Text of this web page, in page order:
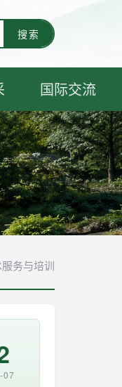
国际交流
务与培训
07